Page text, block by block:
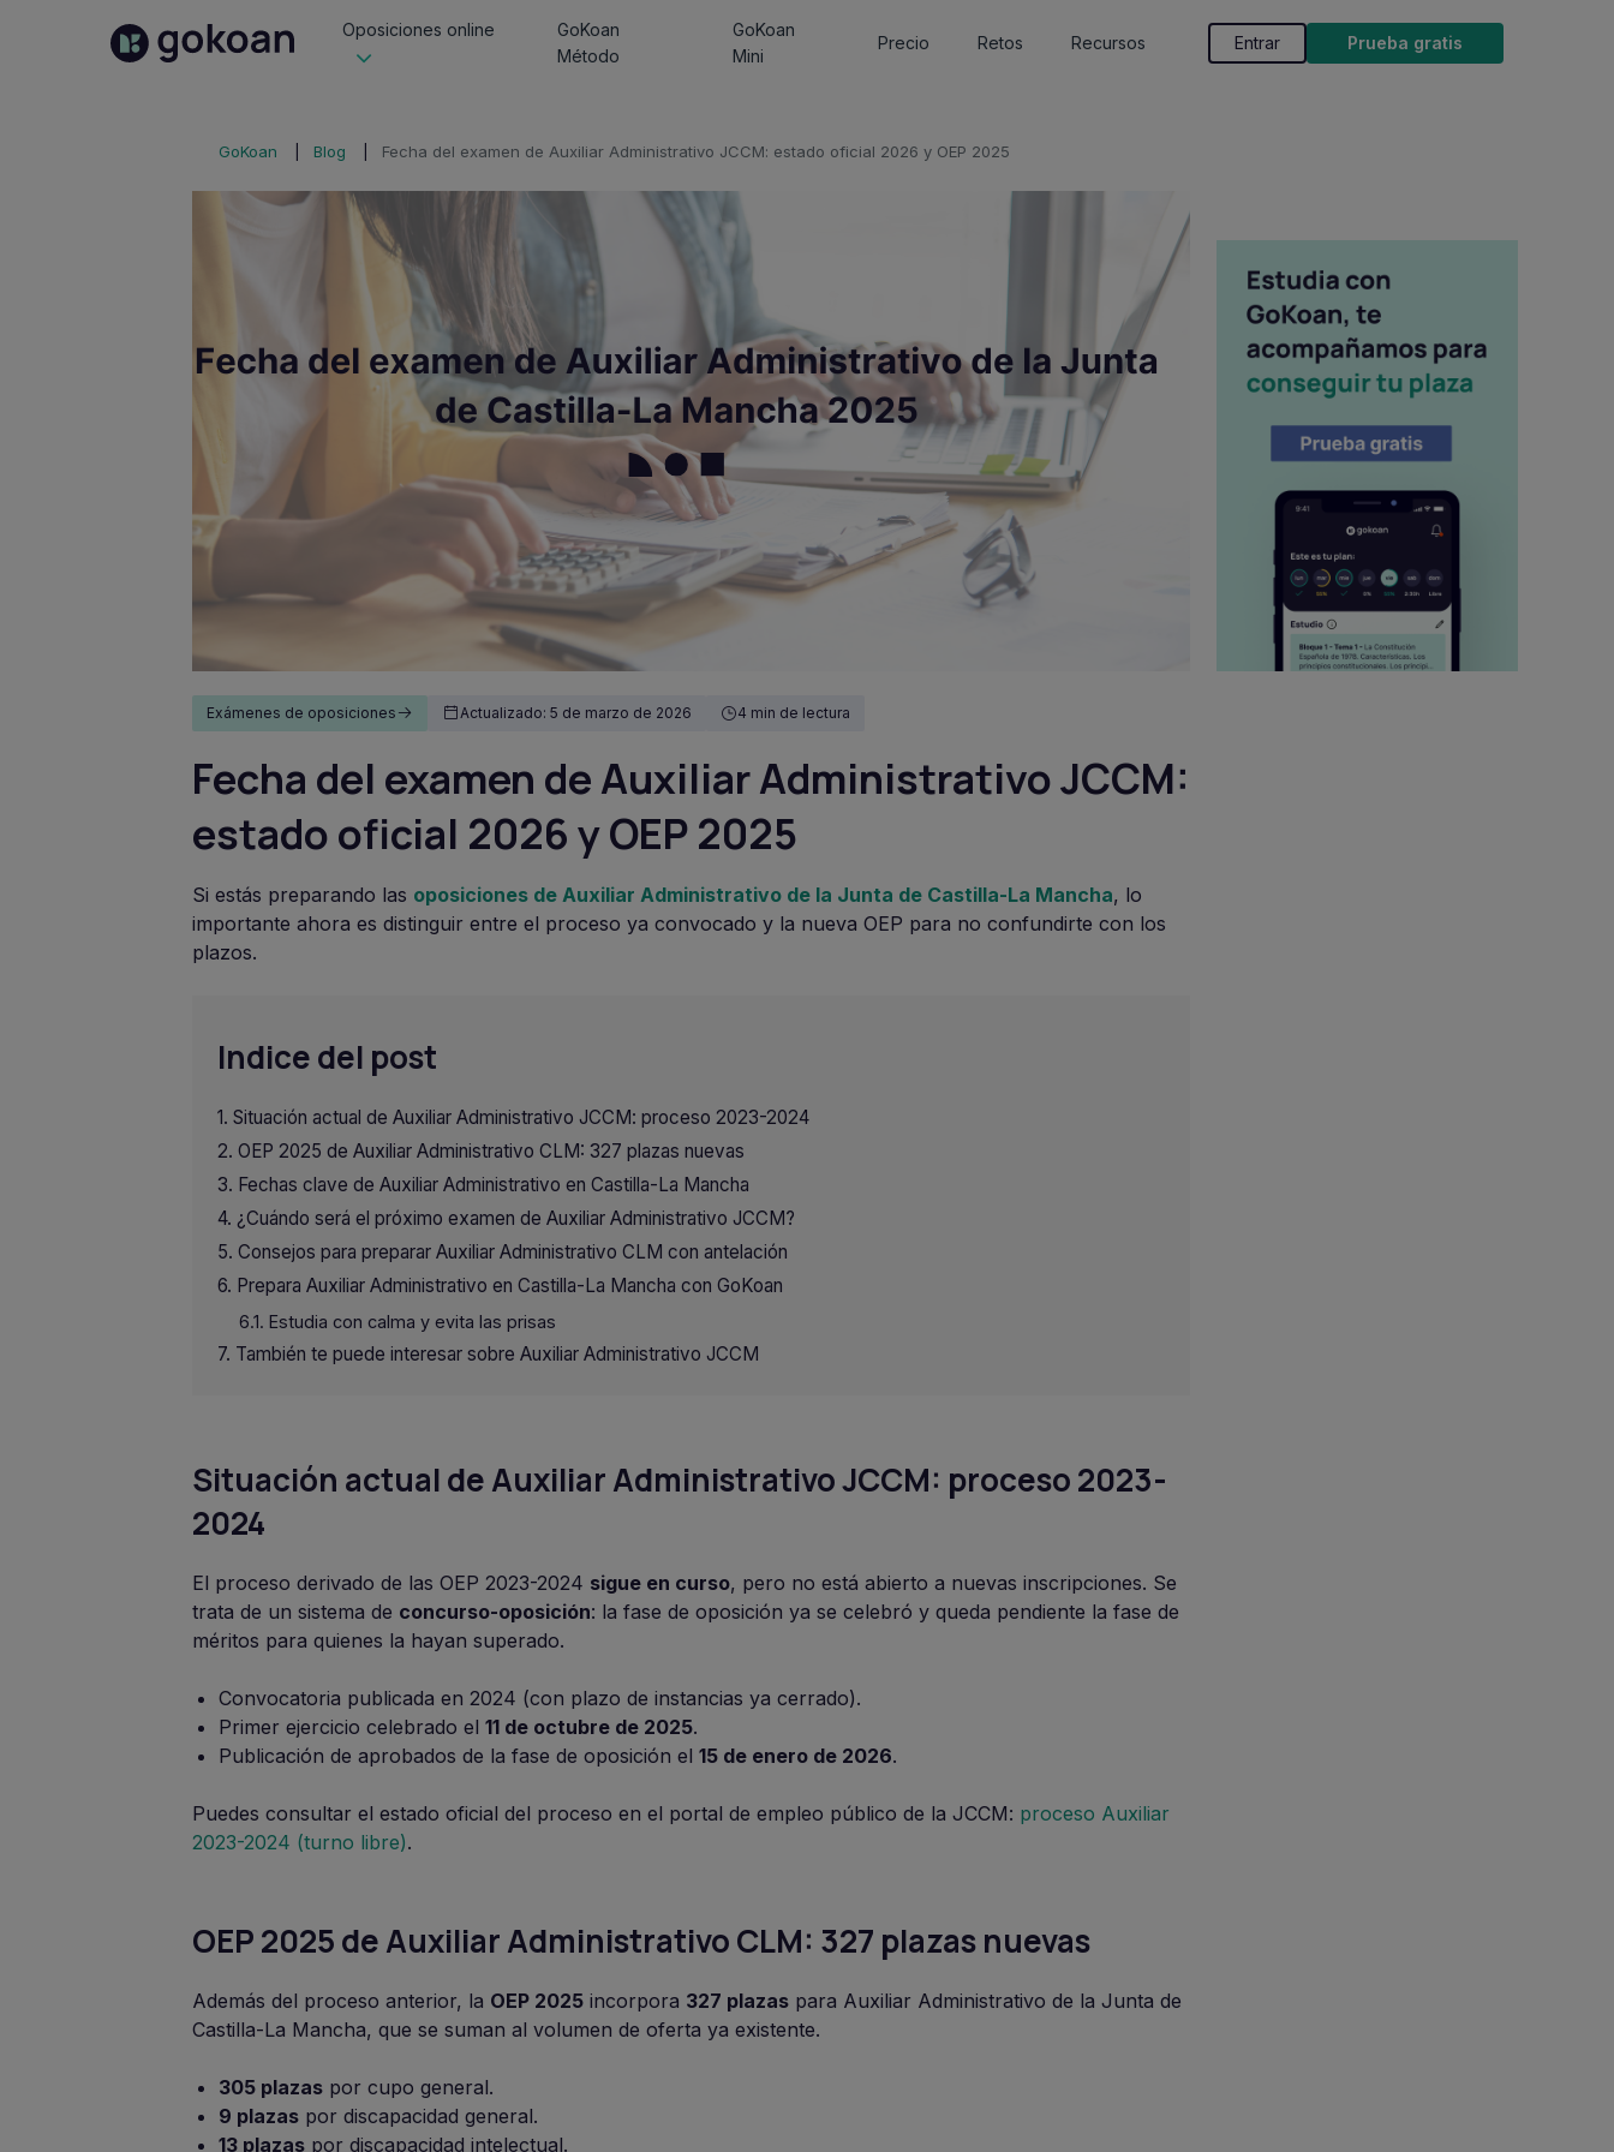
Oposiciones online
GoKoan
Método
GoKoan
Mini
Precio Retos Recursos Entrar Prueba gratis
GoKoan Blog Fecha del examen de Auxiliar Administrativo JCCM: estado oficial 2026 y OEP 2025
Exámenes de oposiciones Actualizado: 5 de marzo de 2026 4 min de lectura
Fecha del examen de Auxiliar Administrativo JCCM:
estado oficial 2026 y OEP 2025
Si estás preparando las oposiciones de Auxiliar Administrativo de la Junta de Castilla-La Mancha, lo
importante ahora es distinguir entre el proceso ya convocado y la nueva OEP para no confundirte con los
plazos.
Indice del post
Situación actual de Auxiliar Administrativo JCCM: proceso 2023-2024
OEP 2025 de Auxiliar Administrativo CLM: 327 plazas nuevas
Fechas clave de Auxiliar Administrativo en Castilla-La Mancha
¿Cuándo será el próximo examen de Auxiliar Administrativo JCCM?
Consejos para preparar Auxiliar Administrativo CLM con antelación
Prepara Auxiliar Administrativo en Castilla-La Mancha con GoKoan
Estudia con calma y evita las prisas
También te puede interesar sobre Auxiliar Administrativo JCCM
Situación actual de Auxiliar Administrativo JCCM: proceso 2023-
2024
El proceso derivado de las OEP 2023-2024 sigue en curso, pero no está abierto a nuevas inscripciones. Se
trata de un sistema de concurso-oposición: la fase de oposición ya se celebró y queda pendiente la fase de
méritos para quienes la hayan superado.
Convocatoria publicada en 2024 (con plazo de instancias ya cerrado).
Primer ejercicio celebrado el 11 de octubre de 2025.
Publicación de aprobados de la fase de oposición el 15 de enero de 2026.
Puedes consultar el estado oficial del proceso en el portal de empleo público de la JCCM: proceso Auxiliar
2023-2024 (turno libre).
OEP 2025 de Auxiliar Administrativo CLM: 327 plazas nuevas
Además del proceso anterior, la OEP 2025 incorpora 327 plazas para Auxiliar Administrativo de la Junta de
Castilla-La Mancha, que se suman al volumen de oferta ya existente.
305 plazas por cupo general.
9 plazas por discapacidad general.
13 plazas por discapacidad intelectual.